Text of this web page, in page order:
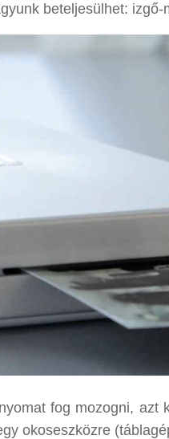
beteljesülhet:
fog mozogni, azt
okoseszközre